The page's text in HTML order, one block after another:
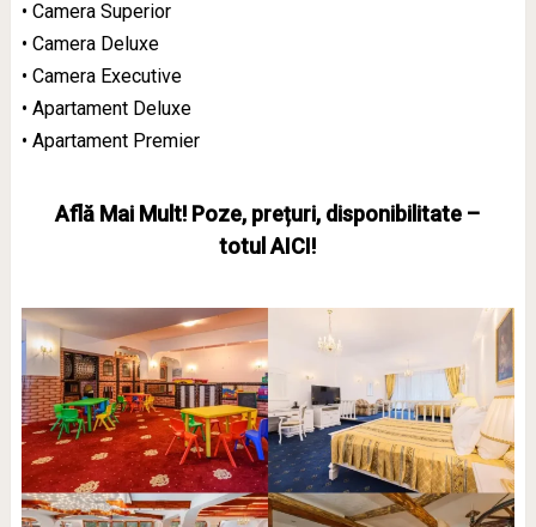
• Camera Superior
• Camera Deluxe
• Camera Executive
• Apartament Deluxe
• Apartament Premier
Află Mai Mult! Poze, prețuri, disponibilitate –
totul AICI!